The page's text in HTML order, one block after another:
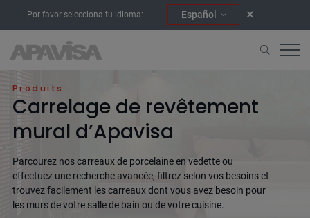
Por favor selecciona tu idioma: Español
Produits
Carrelage de revêtement
mural d’Apavisa
Parcourez nos carreaux de porcelaine en vedette ou
effectuez une recherche avancée, filtrez selon vos besoins et
trouvez facilement les carreaux dont vous avez besoin pour
les murs de votre salle de bain ou de votre cuisine.